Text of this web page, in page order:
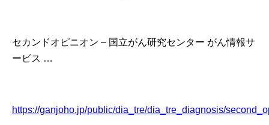
セカンドオピニオン – 国立がん研究センター がん情報サ
ービス …
https://ganjoho.jp/public/dia_tre/dia_tre_diagnosis/